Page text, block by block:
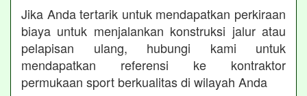
Jika Anda tertarik untuk mendapatkan perkiraan
biaya untuk menjalankan konstruksi jalur atau
pelapisan ulang, hubungi kami untuk
mendapatkan referensi ke kontraktor
permukaan sport berkualitas di wilayah Anda